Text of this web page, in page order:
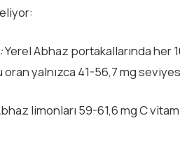
Yerel Abhaz portakallarında her
yalnızca 41-56,7 mg
limonları 59-61,6 mg C